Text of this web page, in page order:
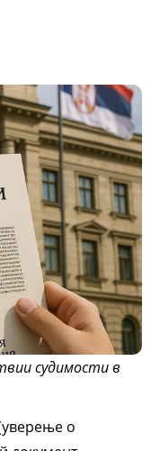
судимости в
о